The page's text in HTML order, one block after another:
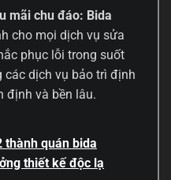
mãi chu đáo: Bida
cho mọi dịch vụ sửa
phục lỗi trong suốt
dịch vụ bảo trì định
định và bền lâu.
thành quán bida
thiết kế độc lạ